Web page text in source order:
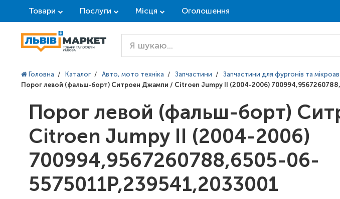
Товари Послуги Місця Оголошення
Головна / Каталог / Авто, мото техніка / Запчастини / Запчастини для фургонів та
Порог левой (фальш-борт) Ситроен Джампи / Citroen Jumpy II (2004-2006)
Порог левой (фальш-борт)
Citroen Jumpy II (2004-2006)
700994,9567260788,6505-06-
5575011P,239541,2033001